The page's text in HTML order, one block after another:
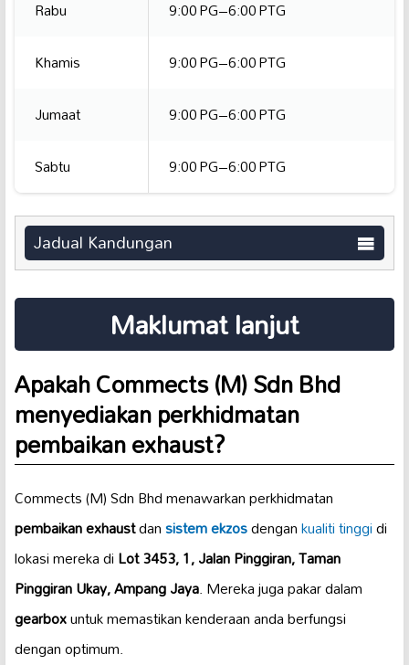
Rabu
9:00 PG–6:00 PTG
Khamis
9:00 PG–6:00 PTG
Jumaat
9:00 PG–6:00 PTG
Sabtu
9:00 PG–6:00 PTG
Jadual Kandungan
Maklumat lanjut
Apakah Commects (M) Sdn Bhd
menyediakan perkhidmatan
pembaikan exhaust?
Commects (M) Sdn Bhd menawarkan perkhidmatan
pembaikan exhaustdansistem ekzosdengankualiti tinggidi
lokasi mereka diLot 3453, 1, Jalan Pinggiran, Taman
Pinggiran Ukay, Ampang Jaya. Mereka juga pakar dalam
gearboxuntuk memastikan kenderaan anda berfungsi
dengan optimum.